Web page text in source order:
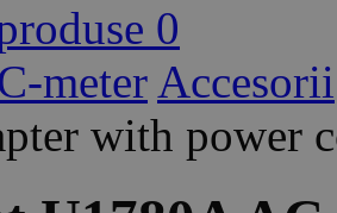
0
meter Accesorii
with power